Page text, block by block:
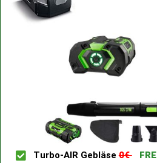
Turbo-AIR Gebläse0€
FREI